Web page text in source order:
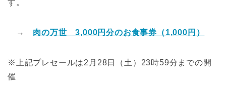
す。
→ 肉の万世 3,000円分のお食事券（1,000円）
※上記プレセールは2月28日（土）23時59分までの開
催